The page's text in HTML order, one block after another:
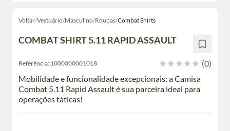
Voltar/Vestuário/Masculino/Roupas/Combat Shirts
COMBAT SHIRT 5.11 RAPID ASSAULT
Referência: 1000000001018
(0)
Mobilidade e funcionalidade excepcionais: a Camisa
Combat 5.11 Rapid Assault é sua parceira ideal para
operações táticas!